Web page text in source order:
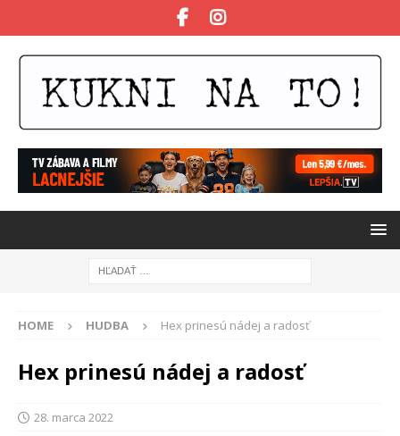
HOME HUDBA Hex prinesú nádej a radosť
Hex prinesú nádej a radosť
28. marca 2022